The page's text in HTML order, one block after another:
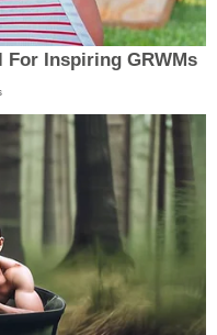
For Inspiring GRWMs